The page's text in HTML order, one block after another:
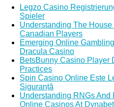
Legzo Casino
Spieler
Understanding The
Canadian Players
Emerging Online
Dracula Casino
BetsBunny Casino Player
Practices
Spin Casino Online Este
Siguranță
Understanding RNGs And
Online Casinos At Dynabet